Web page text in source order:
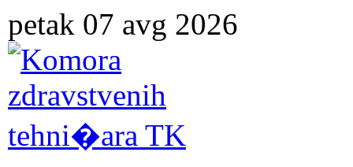
petak 07 avg 2026